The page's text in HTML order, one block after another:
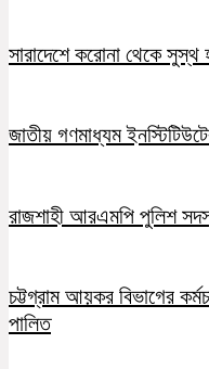
সারাদেশে করোনা থেকে সুস্থ
জাতীয় গণমাধ্যম
রাজশাহী আরএমপি পুলিশ
চট্টগ্রাম আয়কর বিভাগের
পালিত